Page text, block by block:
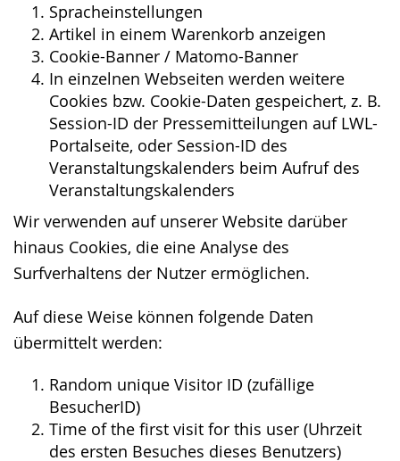
Spracheinstellungen
Artikel in einem Warenkorb anzeigen
Cookie-Banner / Matomo-Banner
In einzelnen Webseiten werden weitere
Cookies bzw. Cookie-Daten gespeichert, z. B.
Session-ID der Pressemitteilungen auf LWL-
Portalseite, oder Session-ID des
Veranstaltungskalenders beim Aufruf des
Veranstaltungskalenders
Wir verwenden auf unserer Website darüber
hinaus Cookies, die eine Analyse des
Surfverhaltens der Nutzer ermöglichen.
Auf diese Weise können folgende Daten
übermittelt werden:
Random unique Visitor ID (zufällige
BesucherID)
Time of the first visit for this user (Uhrzeit
des ersten Besuches dieses Benutzers)